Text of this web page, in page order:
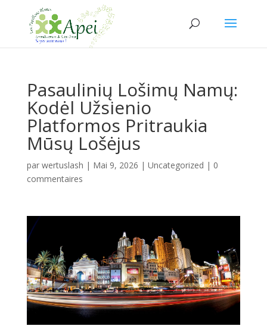
Pasaulinių Lošimų Namų:
Kodėl Užsienio
Platformos Pritraukia
Mūsų Lošėjus
par wertuslash | Mai 9, 2026 | Uncategorized | 0
commentaires